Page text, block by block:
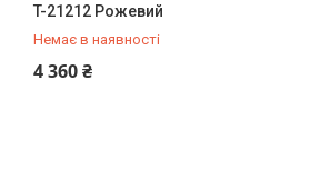
T-21212 Рожевий
Немає в наявності
4 360 ₴
0 (800) 33-98-35